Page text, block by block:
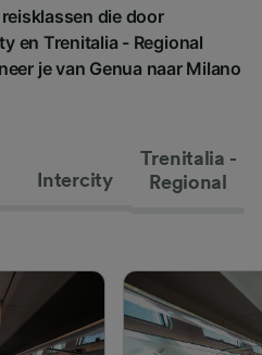
die door
en Trenitalia - Regional
je van Genua naar Milano
Intercity
Trenitalia -
Regional